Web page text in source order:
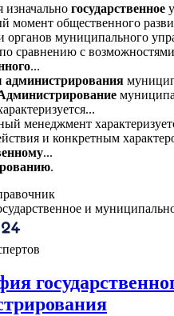
изначально государственное
момент общественного
органов муниципального
сравнению с
...
администрирования
менеджмент
и конкретным
...
.
и